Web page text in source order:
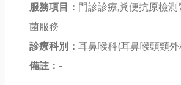
服務項目： 門診診療,糞便抗原檢
菌服務
診療科別： 耳鼻喉科(耳鼻喉頭頸外
備註： -